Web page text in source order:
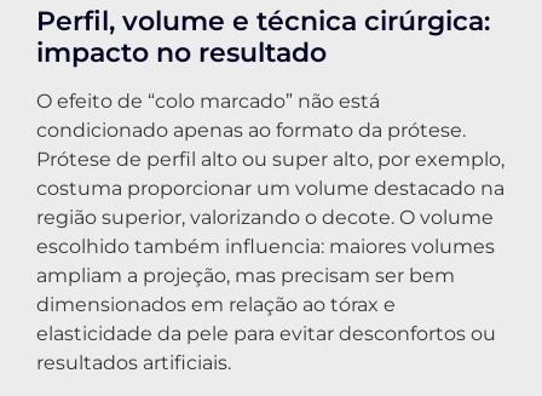
Perfil, volume e técnica cirúrgica:
impacto no resultado
O efeito de “colo marcado” não está
condicionado apenas ao formato da prótese.
Prótese de perfil alto ou super alto, por exemplo,
costuma proporcionar um volume destacado na
região superior, valorizando o decote. O volume
escolhido também influencia: maiores volumes
ampliam a projeção, mas precisam ser bem
dimensionados em relação ao tórax e
elasticidade da pele para evitar desconfortos ou
resultados artificiais.